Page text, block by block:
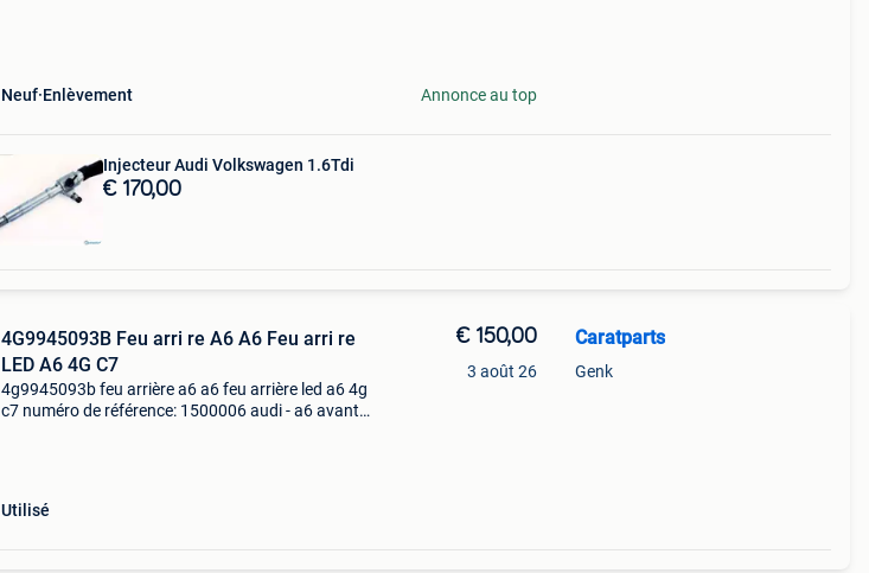
Neuf Enlèvement Annonce au top
Injecteur Audi Volkswagen 1.6Tdi
€ 170,00
4G9945093B Feu arri re A6 A6 Feu arri re
LED A6 4G C7
4g9945093b feu arrière a6 a6 feu arrière led a6 4g
c7 numéro de référence: 1500006 audi - a6 avant
Utilisé
€ 150,00
3 août 26
Caratparts
Genk